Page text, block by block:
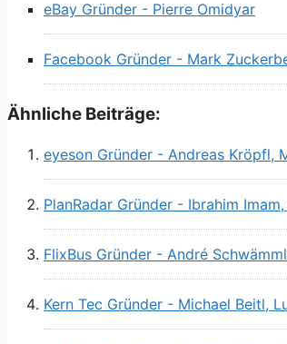
eBay Gründer - Pierre Omidyar
Facebook Gründer - Mark
Ähnliche Beiträge:
eyeson Gründer - Andreas Kröpfl,
PlanRadar Gründer - Ibrahim
FlixBus Gründer - André
Kern Tec Gründer - Michael Beitl,